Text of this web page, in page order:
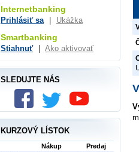
Internetbanking
Prihlásiť sa Ukážka
Smartbanking
Stiahnuť Ako aktivovať
SLEDUJTE NÁS
KURZOVÝ LÍSTOK
Nákup
Predaj